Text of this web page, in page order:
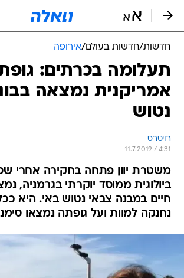
חדשות/חדשות בעולם/אירופה
תעלומה בכרתים:
אמריקנית נמצאה
נטוש
רויטרס
11.7.2019 / 4:31
משטרת יוון פתחה בחקירה אחרי
ביולוגית ממוסד יוקרתי בגרמניה,
חיים במבנה צבאי נטוש באי. היא
נחנקה למוות ועל גופתה נמצאו